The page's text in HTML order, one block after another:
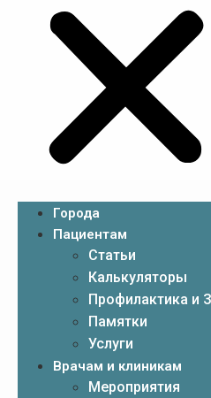
Города
Пациентам
Статьи
Калькуляторы
Профилактика и
Памятки
Услуги
Врачам и клиникам
Мероприятия